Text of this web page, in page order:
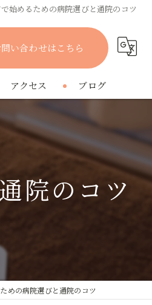
始めるための病院選びと通院のコツ
い合わせはこちら
アクセス ブログ
コラム
院のコツ
めの病院選びと通院のコツ